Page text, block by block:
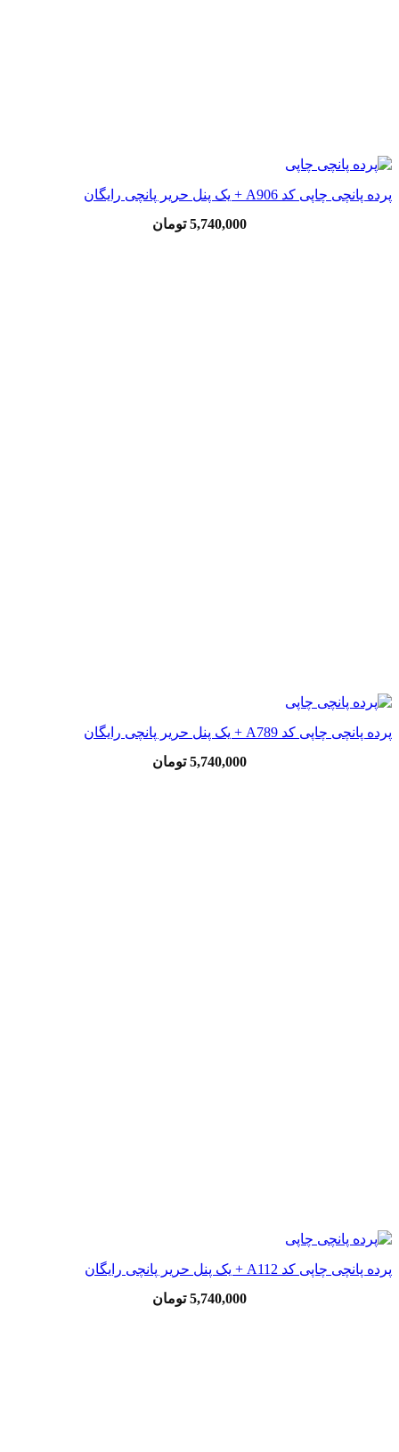
پرده پانچی چاپی کد A906 + یک پنل حریر پانچی رایگان
5,740,000 تومان
پرده پانچی چاپی کد A789 + یک پنل حریر پانچی رایگان
5,740,000 تومان
پرده پانچی چاپی کد A112 + یک پنل حریر پانچی رایگان
5,740,000 تومان